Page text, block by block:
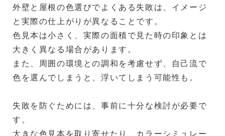
外壁と屋根の色選びでよくある失敗は、イメージ
と実際の仕上がりが異なることです。
色見本は小さく、実際の面積で見た時の印象とは
大きく異なる場合があります。
また、周囲の環境との調和を考慮せず、自己流で
色を選んでしまうと、浮いてしまう可能性も。
失敗を防ぐためには、事前に十分な検討が必要で
す。
大きな色見本を取り寄せたり、カラーシミュレー